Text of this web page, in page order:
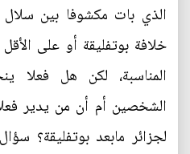
الذي بات مكشوفا بين
خلافة بوتفليقة أو على
المناسبة، لكن هل فعلا
الشخصين أم أن من يدير
لجزائر مابعد بوتفليقة؟